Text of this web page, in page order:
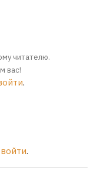
читателю.
вас!
.
войти.